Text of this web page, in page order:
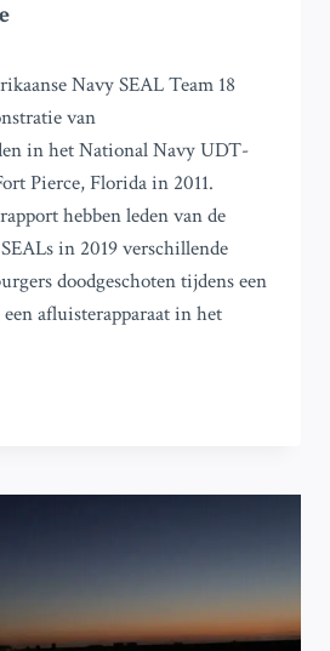
Navy SEAL Team 18
van
in het National Navy UDT-
Pierce, Florida in 2011.
hebben leden van de
in 2019 verschillende
doodgeschoten tijdens een
afluisterapparaat in het